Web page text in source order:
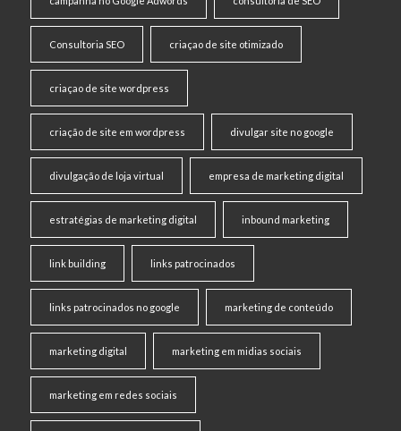
Consultoria SEO criaçao de site otimizado
criaçao de site wordpress
criação de site em wordpress divulgar site no google
divulgação de loja virtual empresa de marketing digital
estratégias de marketing digital inbound marketing
link building links patrocinados
links patrocinados no google marketing de conteúdo
marketing digital marketing em midias sociais
marketing em redes sociais